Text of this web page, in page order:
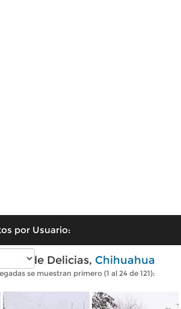
por Usuario:
de Delicias, Chihuahua
se muestran primero (1 al 24 de 121):